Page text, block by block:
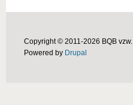
Copyright © 2011-2026 BQB vzw.
Powered by Drupal